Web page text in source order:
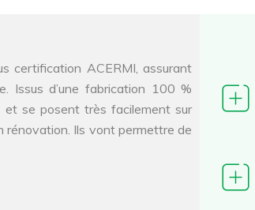
certification ACERMI, assurant
Issus d’une fabrication 100 %
et se posent très facilement sur
rénovation. Ils vont permettre de